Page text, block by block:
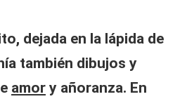
dejada en la lápida de
también dibujos y
amor y añoranza. En